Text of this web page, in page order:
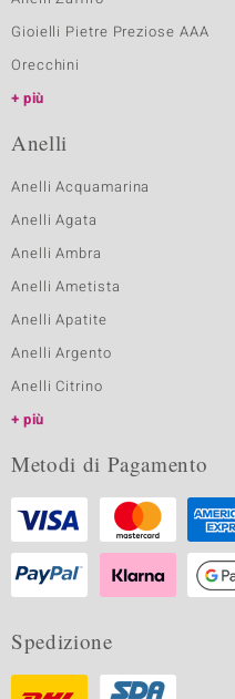
Gioielli Pietre Preziose AAA
Orecchini
più
Anelli
Anelli Acquamarina
Anelli Agata
Anelli Ambra
Anelli Ametista
Anelli Apatite
Anelli Argento
Anelli Citrino
più
Metodi di Pagamento
Spedizione